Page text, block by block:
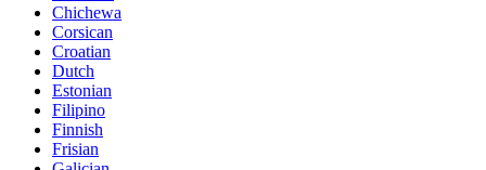
Chichewa
Corsican
Croatian
Dutch
Estonian
Filipino
Finnish
Frisian